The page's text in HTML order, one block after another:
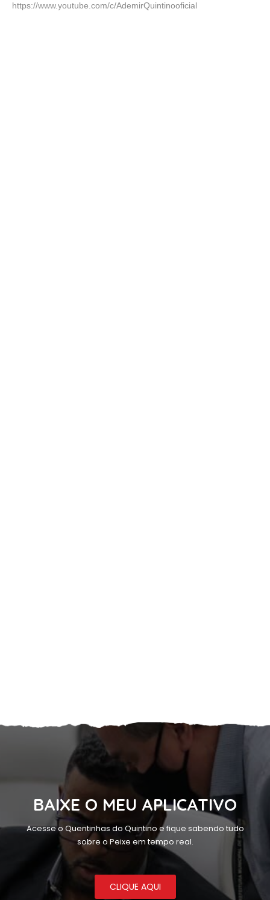
https://www.youtube.com/c/AdemirQuintinooficial
BAIXE O MEU APLICATIVO
Acesse o Quentinhas do Quintino e fique sabendo tudo
sobre o Peixe em tempo real.
CLIQUE AQUI